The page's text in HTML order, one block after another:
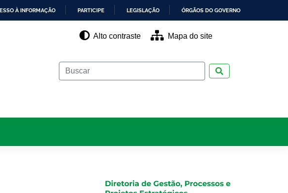
À INFORMAÇÃO PARTICIPE LEGISLAÇÃO ÓRGÃOS DO GOVERNO
Alto contraste Mapa do site